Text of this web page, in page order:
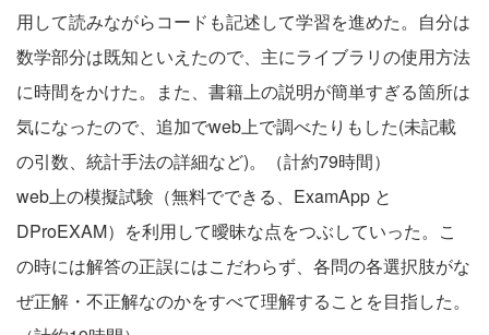
用して読みながらコードも記述して学習を進めた。自分は
数学部分は既知といえたので、主にライブラリの使用方法
に時間をかけた。また、書籍上の説明が簡単すぎる箇所は
気になったので、追加でweb上で調べたりもした(未記載
の引数、統計手法の詳細など)。（計約79時間）
web上の模擬試験（無料でできる、ExamApp と
DProEXAM）を利用して曖昧な点をつぶしていった。こ
の時には解答の正誤にはこだわらず、各問の各選択肢がな
ぜ正解・不正解なのかをすべて理解することを目指した。